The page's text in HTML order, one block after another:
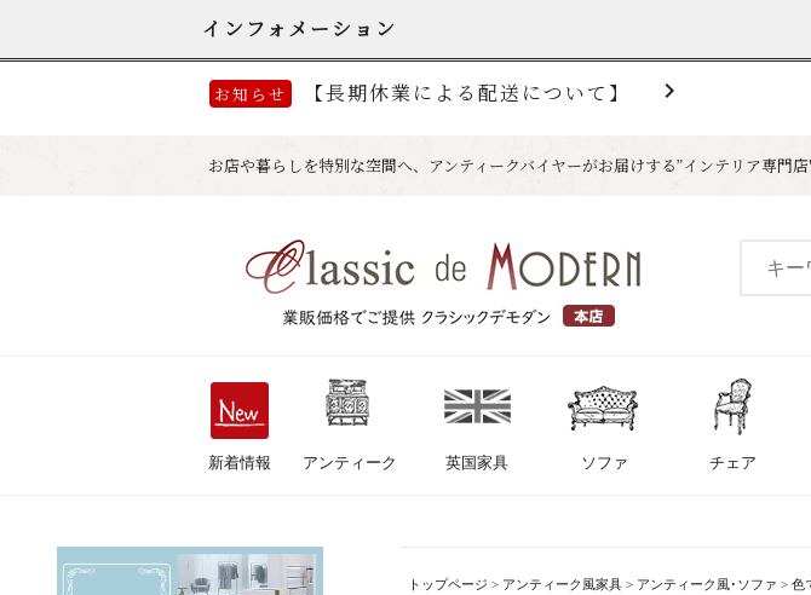
トップページ > アンティーク風家具 > アンティーク風･ソファ > 色